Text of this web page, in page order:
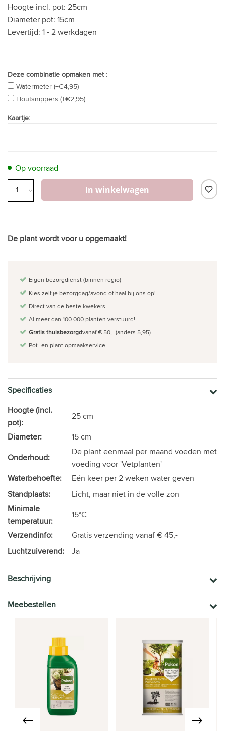
Hoogte incl. pot: 25cm
Diameter pot: 15cm
Levertijd: 1 - 2 werkdagen
Deze combinatie opmaken met :
Watermeter (+€4,95)
Houtsnippers (+€2,95)
Kaartje:
Op voorraad
In winkelwagen
De plant wordt voor u opgemaakt!
Eigen bezorgdienst (binnen regio)
Kies zelf je bezorgdag/avond of haal bij ons op!
Direct van de beste kwekers
Al meer dan 100.000 planten verstuurd!
Gratis thuisbezorgdvanaf € 50,- (anders 5,95)
Pot- en plant opmaakservice
Specificaties
Hoogte (incl.
pot):
25 cm
Diameter:
15 cm
Onderhoud:
De plant eenmaal per maand voeden met
voeding voor 'Vetplanten'
Waterbehoefte:
Eén keer per 2 weken water geven
Standplaats:
Licht, maar niet in de volle zon
Minimale
temperatuur:
15°C
Verzendinfo:
Gratis verzending vanaf € 45,-
Luchtzuiverend:
Ja
Beschrijving
Meebestellen